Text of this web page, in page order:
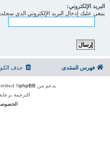
البريد الإلكتروني:
ينبغي عليك إدخال البريد الإلكتروني الذي
فهرس المنتدى حذف
بدعم من phpBB
® Forum Software © phpBB Limited
الترجمة